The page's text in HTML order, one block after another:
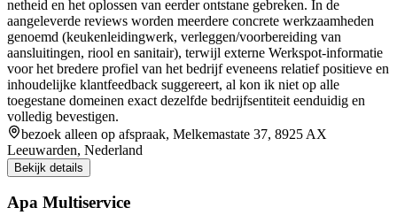
netheid en het oplossen van eerder ontstane gebreken. In de
aangeleverde reviews worden meerdere concrete werkzaamheden
genoemd (keukenleidingwerk, verleggen/voorbereiding van
aansluitingen, riool en sanitair), terwijl externe Werkspot-informatie
voor het bredere profiel van het bedrijf eveneens relatief positieve en
inhoudelijke klantfeedback suggereert, al kon ik niet op alle
toegestane domeinen exact dezelfde bedrijfsentiteit eenduidig en
volledig bevestigen.
bezoek alleen op afspraak, Melkemastate 37, 8925 AX
Leeuwarden, Nederland
Bekijk details
Apa Multiservice